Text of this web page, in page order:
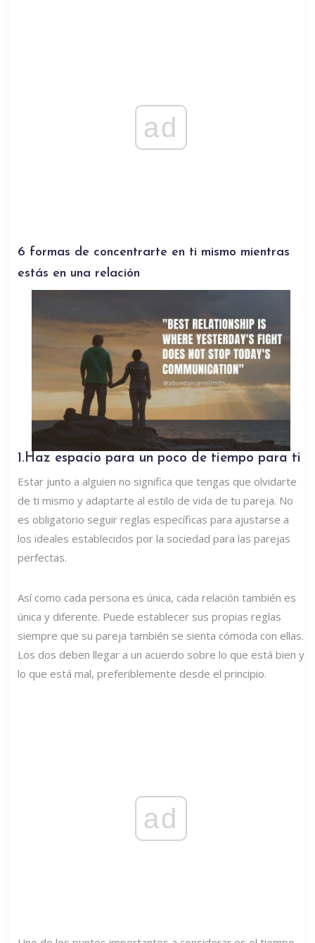
ad
6 formas de concentrarte en ti mismo mientras
estás en una relación
1.Haz espacio para un poco de tiempo para ti
Estar junto a alguien no significa que tengas que olvidarte
de ti mismo y adaptarte al estilo de vida de tu pareja. No
es obligatorio seguir reglas específicas para ajustarse a
los ideales establecidos por la sociedad para las parejas
perfectas.
Así como cada persona es única, cada relación también es
única y diferente. Puede establecer sus propias reglas
siempre que su pareja también se sienta cómoda con ellas.
Los dos deben llegar a un acuerdo sobre lo que está bien y
lo que está mal, preferiblemente desde el principio.
ad